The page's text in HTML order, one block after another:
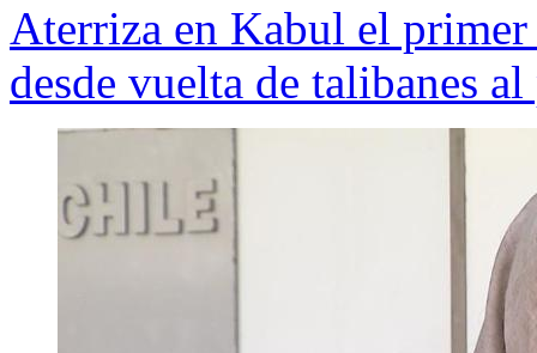
Aterriza en Kabul el
desde vuelta de talibanes